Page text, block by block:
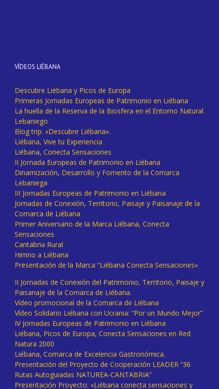
VÍDEOS LIÉBANA
Descubre Liébana y Picos de Europa
Primeras Jornadas Europeas de Patrimonio en Liébana
La huella de la Reserva de la Biosfera en el Entorno Natural
Lebaniego
Blog trip: «Descubre Liébana».
Liébana, Vive tu Experiencia
Liébana, Conecta Sensaciones
II Jornada Europeas de Patrimonio en Liébana
Dinamización, Desarrollo y Fomento de la Comarca
Lebaniega
III Jornadas Europeas de Patrimonio en Liébana
Jornadas de Conexión, Territorio, Paisaje y Paisanaje de la
Comarca de Liébana
Primer Aniversario de la Marca Liébana, Conecta
Sensaciones
Cantabria Rural
Himno a Liébana
Presentación de la Marca “Liébana Conecta Sensaciones»
II Jornadas de Conexión del Patrimonio, Territorio, Paisaje y
Paisanaje de la Comarca de Liébana.
Vídeo promocional de la Comarca de Liébana
Vídeo Solidario Liébana con Ucrania: “Por un Mundo Mejor”
IV Jornadas Europeas de Patrimonio en Liébana
Liébana, Picos de Europa, Conecta Sensaciones en Red
Natura 2000
Liébana, Comarca de Excelencia Gastronómica.
Presentación del Proyecto de Cooperación LEADER “36
Rutas Autoguiadas NATUREA-CANTABRIA”
Presentación Proyecto: «Liébana conecta sensaciones y